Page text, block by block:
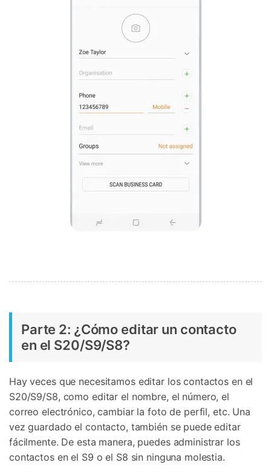
Parte 2: ¿Cómo editar un contacto
en el S20/S9/S8?
Hay veces que necesitamos editar los contactos en el
S20/S9/S8, como editar el nombre, el número, el
correo electrónico, cambiar la foto de perfil, etc. Una
vez guardado el contacto, también se puede editar
fácilmente. De esta manera, puedes administrar los
contactos en el S9 o el S8 sin ninguna molestia.